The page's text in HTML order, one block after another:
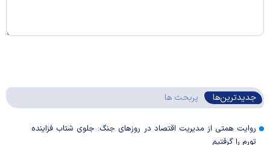
جدیدترین‌ها پربحث ها
روایت همتی از مدیریت اقتصاد در روزهای جنگ: جلوی شتاب فزاینده
تورم را گرفتیم